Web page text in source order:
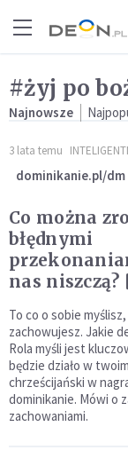
#żyj po
Najnowsze
3 lata temu
dominikanie.pl/dm
Co można
błędnymi
nas niszczą?
To co o sobie
zachowujesz. Jakie
Rola myśli jest
będzie działo w
chrześcijański w
dominikanie. Mówi o
zachowaniami.